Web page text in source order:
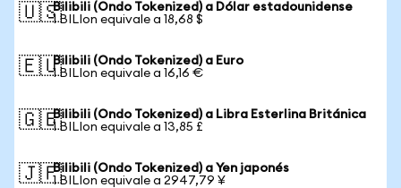
🇺🇸Bilibili (Ondo Tokenized) a Dólar estadounidense
1 BILIon equivale a 18,68 $
🇪🇺Bilibili (Ondo Tokenized) a Euro
1 BILIon equivale a 16,16 €
🇬🇧Bilibili (Ondo Tokenized) a Libra Esterlina Británica
1 BILIon equivale a 13,85 £
🇯🇵Bilibili (Ondo Tokenized) a Yen japonés
1 BILIon equivale a 2947,79 ¥